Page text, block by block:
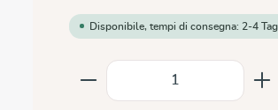
Disponibile, tempi di consegna: 2-4
Quantità del